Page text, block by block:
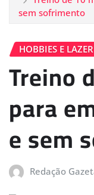
sem sofrimento
HOBBIES E LAZER
Treino
para
e sem
Redação